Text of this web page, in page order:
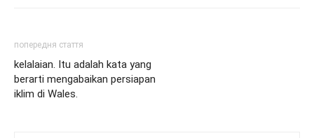
попередня стаття
kelalaian. Itu adalah kata yang
berarti mengabaikan persiapan
iklim di Wales.